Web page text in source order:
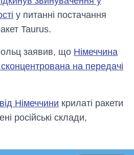
у питанні постачання
Taurus.
заявив, що Німеччина
на передачі
Німеччини крилаті ракети
російські склади,